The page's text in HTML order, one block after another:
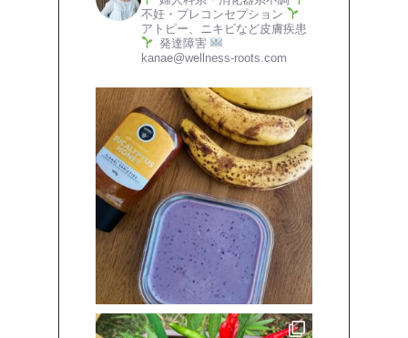
不妊・プレコンセプション
アトピー、ニキビなど皮膚疾患
発達障害
kanae@wellness-roots.com